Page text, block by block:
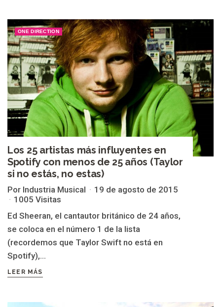
ONE DIRECTION
Los 25 artistas más influyentes en
Spotify con menos de 25 años (Taylor
si no estás, no estas)
Por Industria Musical
19 de agosto de 2015
1005 Visitas
Ed Sheeran, el cantautor británico de 24 años,
se coloca en el número 1 de la lista
(recordemos que Taylor Swift no está en
Spotify),...
LEER MÁS